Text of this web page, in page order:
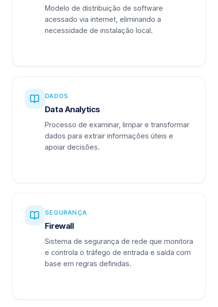
Modelo de distribuição de software
acessado via internet, eliminando a
necessidade de instalação local.
DADOS
Data Analytics
Processo de examinar, limpar e transformar
dados para extrair informações úteis e
apoiar decisões.
SEGURANÇA
Firewall
Sistema de segurança de rede que monitora
e controla o tráfego de entrada e saída com
base em regras definidas.